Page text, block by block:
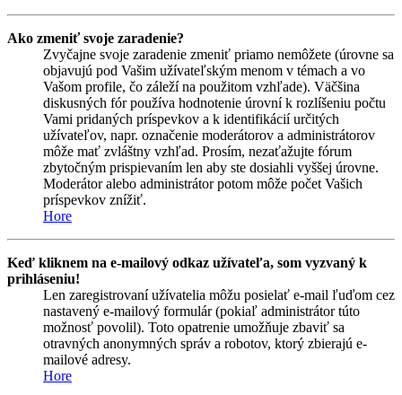
Ako zmeniť svoje zaradenie?
Zvyčajne svoje zaradenie zmeniť priamo nemôžete (úrovne sa
objavujú pod Vašim užívateľským menom v témach a vo
Vašom profile, čo záleží na použitom vzhľade). Väčšina
diskusných fór používa hodnotenie úrovní k rozlíšeniu počtu
Vami pridaných príspevkov a k identifikácií určitých
užívateľov, napr. označenie moderátorov a administrátorov
môže mať zvláštny vzhľad. Prosím, nezaťažujte fórum
zbytočným prispievaním len aby ste dosiahli vyššej úrovne.
Moderátor alebo administrátor potom môže počet Vašich
príspevkov znížiť.
Hore
Keď kliknem na e-mailový odkaz užívateľa, som vyzvaný k
prihláseniu!
Len zaregistrovaní užívatelia môžu posielať e-mail ľuďom cez
nastavený e-mailový formulár (pokiaľ administrátor túto
možnosť povolil). Toto opatrenie umožňuje zbaviť sa
otravných anonymných správ a robotov, ktorý zbierajú e-
mailové adresy.
Hore